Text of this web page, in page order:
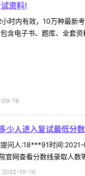
资料!
时内有效，10万种最新
含电子书、题库、全套
09-19
少人进入复试最低分
问人:18***91时间
官网查看分数线录取人数
2022-10-16